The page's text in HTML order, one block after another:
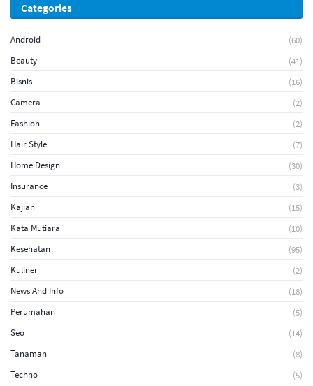
Categories
Android
(60)
Beauty
(41)
Bisnis
(16)
Camera
(2)
Fashion
(2)
Hair Style
(7)
Home Design
(30)
Insurance
(3)
Kajian
(15)
Kata Mutiara
(10)
Kesehatan
(95)
Kuliner
(2)
News And Info
(18)
Perumahan
(5)
Seo
(14)
Tanaman
(8)
Techno
(5)